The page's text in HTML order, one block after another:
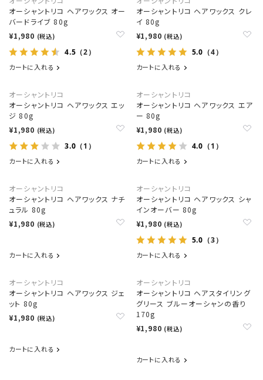
オーシャントリコ ヘアワックス オー
バードライブ 80g
¥1,980 (税込)
4.5 （2）
カートに入れる
オーシャントリコ ヘアワックス クレ
イ 80g
¥1,980 (税込)
5.0 （4）
カートに入れる
オーシャントリコ
オーシャントリコ ヘアワックス エッ
ジ 80g
¥1,980 (税込)
3.0 （1）
カートに入れる
オーシャントリコ
オーシャントリコ ヘアワックス エア
ー 80g
¥1,980 (税込)
4.0 （1）
カートに入れる
オーシャントリコ
オーシャントリコ ヘアワックス ナチ
ュラル 80g
¥1,980 (税込)
カートに入れる
オーシャントリコ
オーシャントリコ ヘアワックス シャ
インオーバー 80g
¥1,980 (税込)
5.0 （3）
カートに入れる
オーシャントリコ
オーシャントリコ ヘアワックス ジェ
ット 80g
¥1,980 (税込)
カートに入れる
オーシャントリコ
オーシャントリコ ヘアスタイリング
グリース ブルーオーシャンの香り
170g
¥1,980 (税込)
カートに入れる